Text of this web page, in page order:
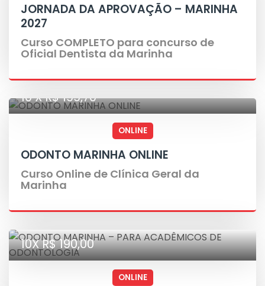
JORNADA DA APROVAÇÃO – MARINHA
2027
Curso COMPLETO para concurso de
Oficial Dentista da Marinha
10 X R$ 199,70
ONLINE
ODONTO MARINHA ONLINE
Curso Online de Clínica Geral da
Marinha
10X R$ 190,00
ONLINE